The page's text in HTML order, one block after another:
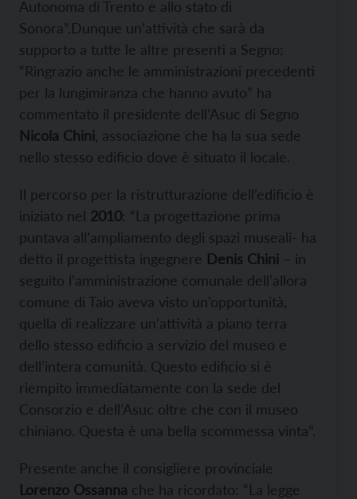
Autonoma di Trento e allo stato di
Sonora”.Dunque un’attività che sarà da
supporto a tutte le altre presenti a Segno:
“Ringrazio anche le amministrazioni precedenti
per la lungimiranza che hanno avuto” ha
commentato il presidente dell’Asuc di Segno
Nicola Chini , associazione che ha la sua sede
nello stesso edificio dove è situato il locale.
Il percorso per la ristrutturazione dell’edificio è
iniziato nel 2010: “La progettazione prima
puntava all’ampliamento degli spazi museali- ha
detto il progettista ingegnere Denis Chini – in
seguito l’amministrazione comunale dell’allora
comune di Taio aveva visto un’opportunità,
quella di realizzare un’attività a piano terra
dello stesso edificio a servizio del museo e
dell’intera comunità. Questo edificio si è
riempito immediatamente con la sede del
Consorzio e dell’Asuc oltre che con il museo
chiniano. Questa è una bella scommessa vinta”.
Presente anche il consigliere provinciale
Lorenzo Ossanna che ha ricordato: “La legge